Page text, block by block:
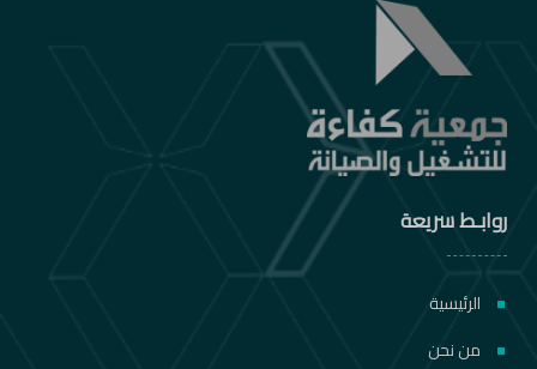
روابـط سريعة
الرئيسية
من نحن